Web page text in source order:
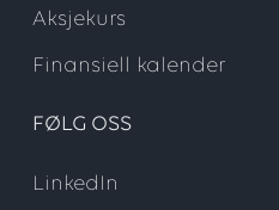
Aksjekurs
Finansiell kalender
FØLG OSS
LinkedIn